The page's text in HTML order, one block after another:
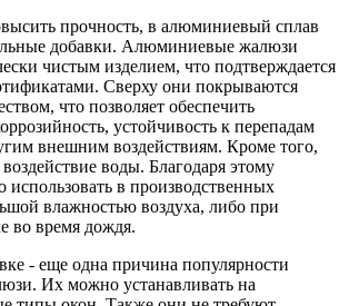
прочность, в алюминиевый сплав
добавки. Алюминиевые жалюзи
чистым изделием, что подтверждается
Сверху они покрываются
что позволяет обеспечить
устойчивость к перепадам
внешним воздействиям. Кроме того,
воды. Благодаря этому
использовать в производственных
влажностью воздуха, либо при
во время дождя.
- еще одна причина популярности
Их можно устанавливать на